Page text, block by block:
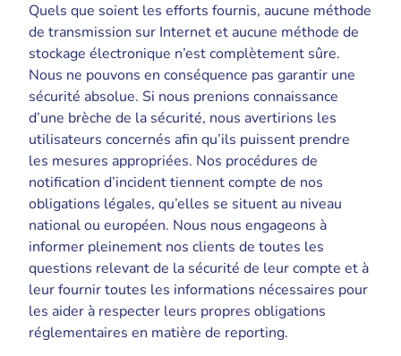
Quels que soient les efforts fournis, aucune méthode
de transmission sur Internet et aucune méthode de
stockage électronique n’est complètement sûre.
Nous ne pouvons en conséquence pas garantir une
sécurité absolue. Si nous prenions connaissance
d’une brèche de la sécurité, nous avertirions les
utilisateurs concernés afin qu’ils puissent prendre
les mesures appropriées. Nos procédures de
notification d’incident tiennent compte de nos
obligations légales, qu’elles se situent au niveau
national ou européen. Nous nous engageons à
informer pleinement nos clients de toutes les
questions relevant de la sécurité de leur compte et à
leur fournir toutes les informations nécessaires pour
les aider à respecter leurs propres obligations
réglementaires en matière de reporting.